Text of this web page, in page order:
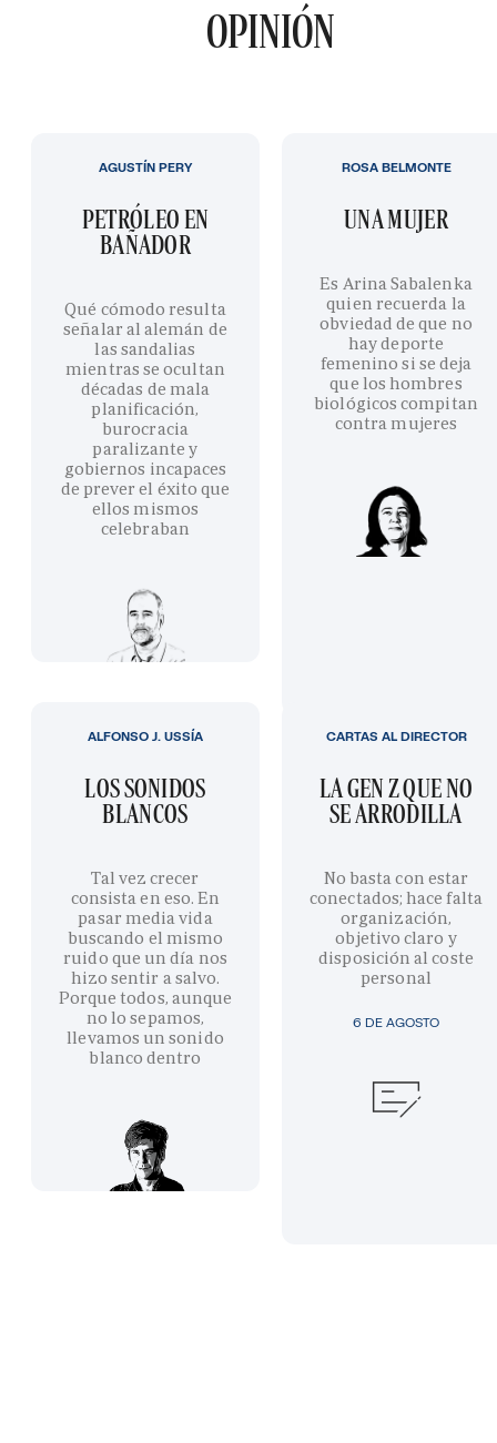
OPINIÓN
PETRÓLEO EN
BAÑADOR
Qué cómodo resulta
señalar al alemán de
las sandalias
mientras se ocultan
décadas de mala
planificación,
burocracia
paralizante y
gobiernos incapaces
de prever el éxito que
ellos mismos
celebraban
AGUSTÍN PERY
UNA MUJER
Es Arina Sabalenka
quien recuerda la
obviedad de que no
hay deporte
femenino si se deja
que los hombres
biológicos compitan
contra mujeres
ROSA BELMONTE
LOS SONIDOS
BLANCOS
Tal vez crecer
consista en eso. En
pasar media vida
buscando el mismo
ruido que un día nos
hizo sentir a salvo.
Porque todos, aunque
no lo sepamos,
llevamos un sonido
blanco dentro
ALFONSO J. USSÍA
6 DE AGOSTO
LA GEN Z QUE NO
SE ARRODILLA
No basta con estar
conectados; hace falta
organización,
objetivo claro y
disposición al coste
personal
CARTAS AL DIRECTOR